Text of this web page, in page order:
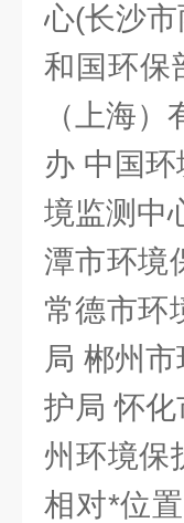
心(长沙
和国环保
（上海
办 中国
境监测中
潭市环境
常德市环
局 郴州
护局 怀
州环境保
相对*位